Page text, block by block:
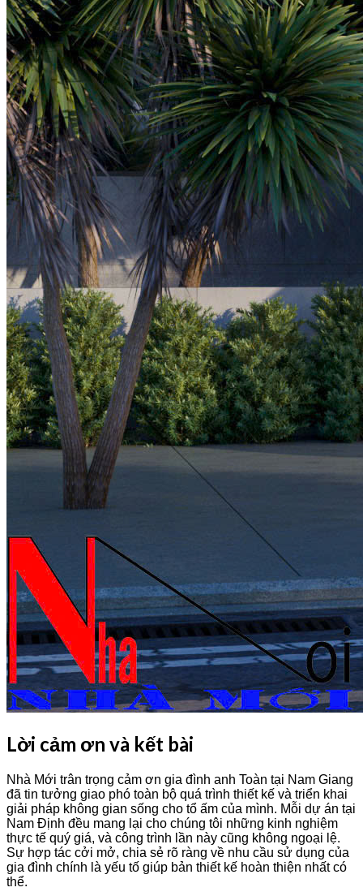
Lời cảm ơn và kết bài
Nhà Mới trân trọng cảm ơn gia đình anh Toàn tại Nam Giang
đã tin tưởng giao phó toàn bộ quá trình thiết kế và triển khai
giải pháp không gian sống cho tổ ấm của mình. Mỗi dự án tại
Nam Định đều mang lại cho chúng tôi những kinh nghiệm
thực tế quý giá, và công trình lần này cũng không ngoại lệ.
Sự hợp tác cởi mở, chia sẻ rõ ràng về nhu cầu sử dụng của
gia đình chính là yếu tố giúp bản thiết kế hoàn thiện nhất có
thể.